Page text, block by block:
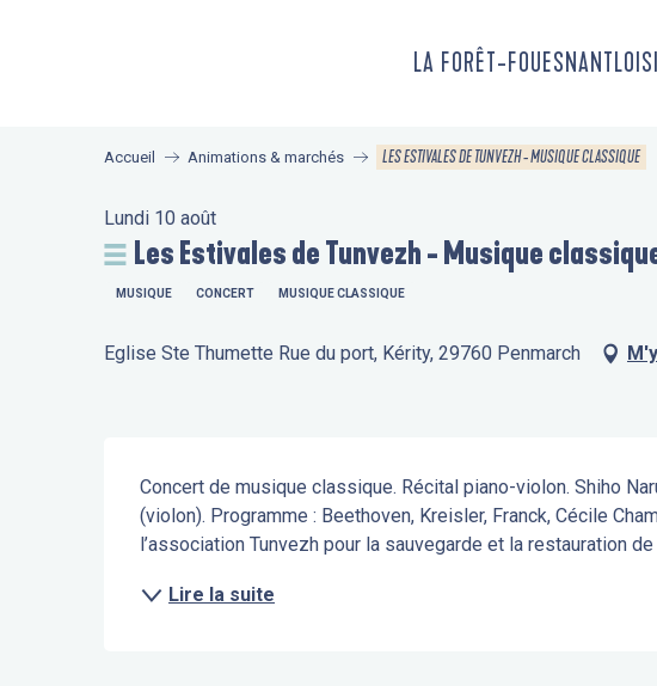
LA FORÊT-FOUESNANT
Accueil Animations & marchés LES ESTIVALES DE TUNVEZH - MUSIQUE CLASSIQUE
Lundi 10 août
Les Estivales de Tunvezh - Musique
MUSIQUE CONCERT MUSIQUE CLASSIQUE
Eglise Ste Thumette Rue du port, Kérity, 29760 Penmarch
Description
Concert de musique classique. Récital piano-violon. Shiho
(violon). Programme : Beethoven, Kreisler, Franck, Cécile
l’association Tunvezh pour la sauvegarde et la restauration
Lire la suite